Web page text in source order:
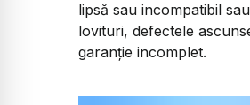
lipsă sau incompatibil
lovituri, defectele
garanție incomplet.